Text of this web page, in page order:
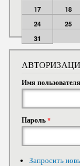
17
18
24
25
31
Имя пользователя
Пароль*
Запросить